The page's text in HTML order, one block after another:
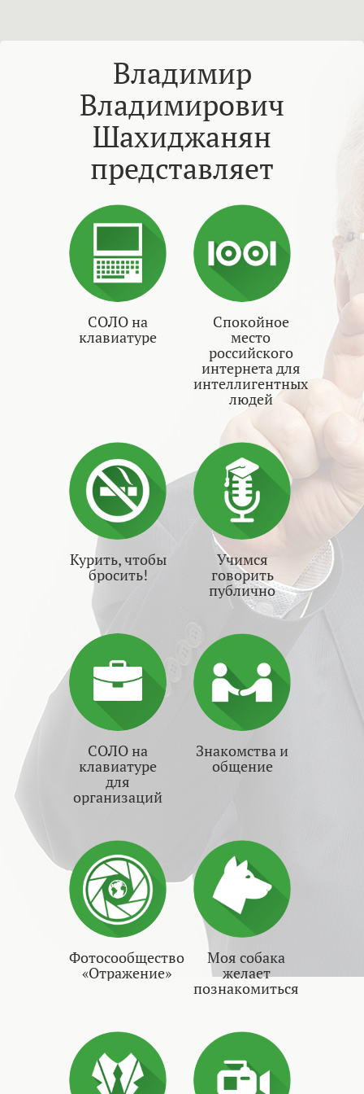
Владимир
Владимирович
Шахиджанян
представляет
СОЛО на
клавиатуре
Спокойное
место
российского
интернета для
интеллигентных
людей
Курить, чтобы
бросить!
Учимся
говорить
публично
СОЛО на
клавиатуре
для
организаций
Знакомства и
общение
Фотосообщество
«Отражение»
Моя собака
желает
познакомиться